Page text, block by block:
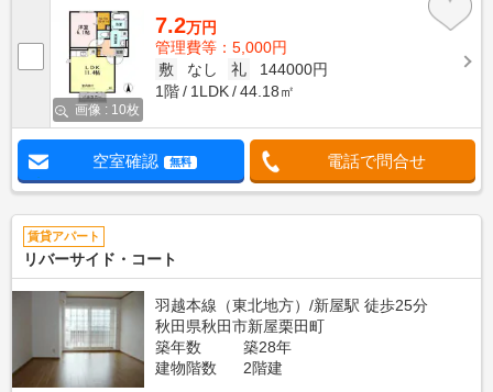
画像 : 10枚
7.2万円
管理費等：5,000円
敷
なし 礼
144000円
1階
1LDK 44.18㎡
空室確認 無料 電話で問合せ
賃貸アパート
リバーサイド・コート
羽越本線（東北地方）/新屋駅 徒歩25分
秋田県秋田市新屋栗田町
築年数
築28年
建物階数
2階建